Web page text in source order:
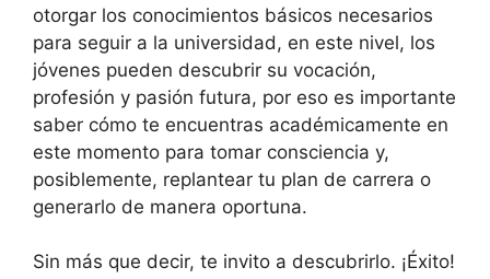
otorgar los conocimientos básicos necesarios
para seguir a la universidad, en este nivel, los
jóvenes pueden descubrir su vocación,
profesión y pasión futura, por eso es importante
saber cómo te encuentras académicamente en
este momento para tomar consciencia y,
posiblemente, replantear tu plan de carrera o
generarlo de manera oportuna.
Sin más que decir, te invito a descubrirlo. ¡Éxito!